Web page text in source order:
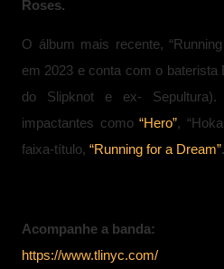
Roses.
O álbum mais recente,
em 2023 e conta com o baterista
do Slipknot e ex-
impactantes como“Hero”,
faixa-título, “Running for a Dream”.
Acompanhe a banda:
https://www.tlinyc.com/